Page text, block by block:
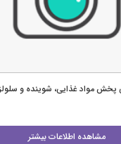
مشاهده اطلاعات بیشتر
پخش مواد غذایی، شوینده و